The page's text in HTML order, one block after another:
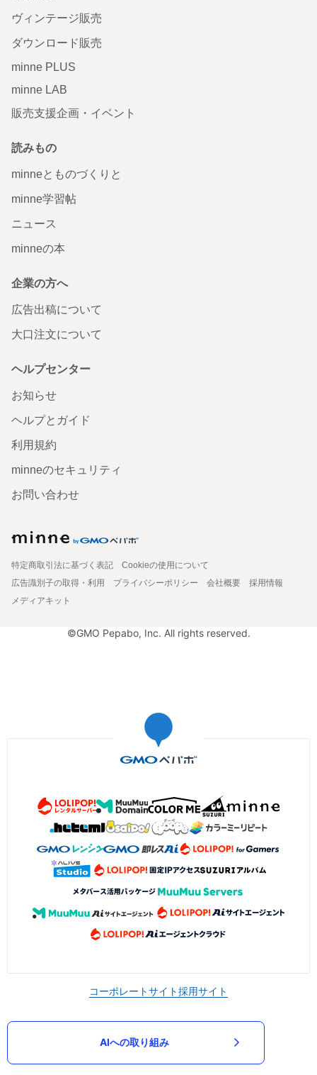
ヴィンテージ販売
ダウンロード販売
minne PLUS
minne LAB
販売支援企画・イベント
読みもの
minneとものづくりと
minne学習帖
ニュース
minneの本
企業の方へ
広告出稿について
大口注文について
ヘルプセンター
お知らせ
ヘルプとガイド
利用規約
minneのセキュリティ
お問い合わせ
特定商取引法に基づく表記
Cookieの使用について
広告識別子の取得・利用
プライバシーポリシー 会社概要
採用情報
メディアキット
©GMO Pepabo, Inc. All rights reserved.
コーポレートサイト採用サイト
AIへの取り組み